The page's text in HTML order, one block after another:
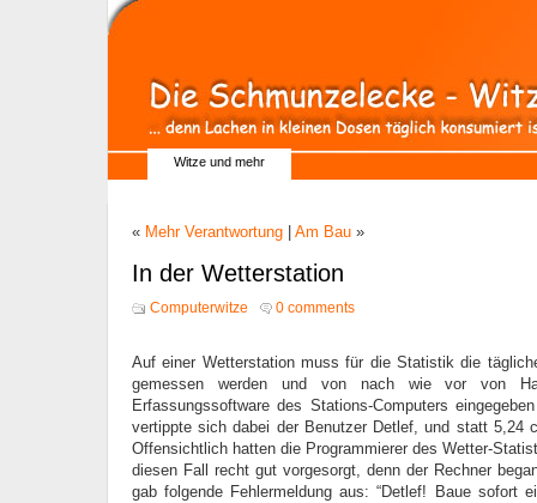
Witze und mehr
« Mehr Verantwortung Am Bau »
In der Wetterstation
Computerwitze 0 comments
Auf einer Wetterstation muss für die Statistik die
gemessen werden und von nach wie vor von
Erfassungssoftware des Stations-Computers
vertippte sich dabei der Benutzer Detlef, und statt 5,24
Offensichtlich hatten die Programmierer des Wetter-
diesen Fall recht gut vorgesorgt, denn der Rechner
gab folgende Fehlermeldung aus: “Detlef! Baue sofort